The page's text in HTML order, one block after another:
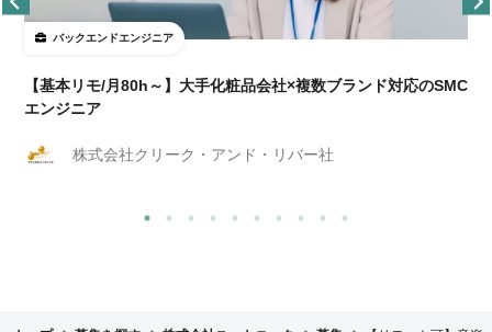
バックエンドエンジニア
【基本リモ/月80h～】大手化粧品会社×複数ブランド対応のSMC
エンジニア
株式会社クリーク・アンド・リバー社